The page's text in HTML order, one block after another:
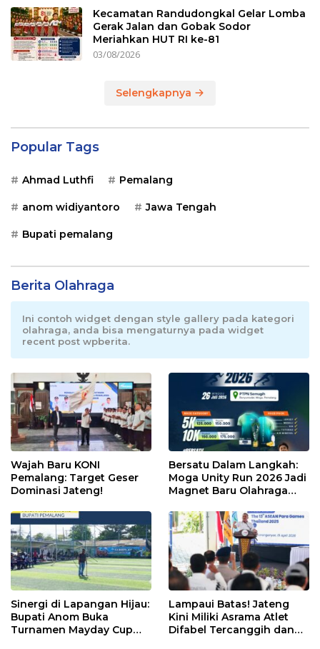
Kecamatan Randudongkal Gelar Lomba
Gerak Jalan dan Gobak Sodor
Meriahkan HUT RI ke-81
03/08/2026
Selengkapnya
Popular Tags
Ahmad Luthfi Pemalang
anom widiyantoro Jawa Tengah
Bupati pemalang
Berita Olahraga
Ini contoh widget dengan style gallery pada kategori
olahraga, anda bisa mengaturnya pada widget
recent post wpberita.
Wajah Baru KONI
Pemalang: Target Geser
Dominasi Jateng!
Bersatu Dalam Langkah:
Moga Unity Run 2026 Jadi
Magnet Baru Olahraga
Sinergi di Lapangan Hijau:
Bupati Anom Buka
Turnamen Mayday Cup
Lampaui Batas! Jateng
Kini Miliki Asrama Atlet
Difabel Tercanggih dan